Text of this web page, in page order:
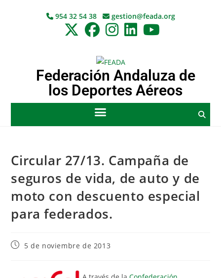
954 32 54 38 gestion@feada.org
Federación Andaluza de
los Deportes Aéreos
Circular 27/13. Campaña de
seguros de vida, de auto y de
moto con descuento especial
para federados.
5 de noviembre de 2013